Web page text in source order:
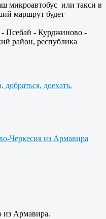
микроавтобус или такси в
маршрут будет
Псебай - Курджиново -
район, республика
доехать,
Черкесия из Армавира
из Армавира.